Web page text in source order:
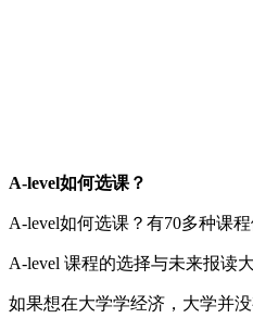
A-level如何选课？
A-level如何选课？有70多种课
A-level 课程的选择与未来报读
如果想在大学学经济，大学并